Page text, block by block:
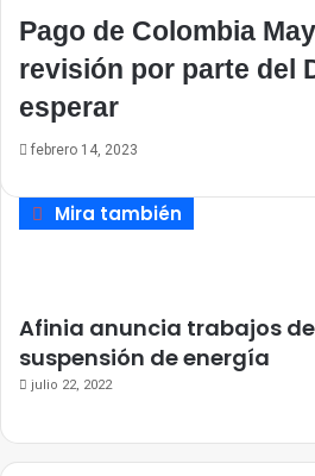
Pago de Colombia
revisión por parte del
esperar
febrero 14, 2023
Mira también
Afinia anuncia trabajos
suspensión de energía
julio 22, 2022